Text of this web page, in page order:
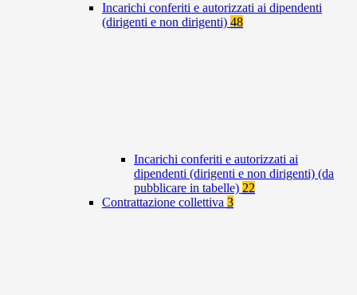
Incarichi conferiti e autorizzati ai dipendenti
(dirigenti e non dirigenti) 48
Incarichi conferiti e autorizzati ai
dipendenti (dirigenti e non dirigenti) (da
pubblicare in tabelle) 22
Contrattazione collettiva 3